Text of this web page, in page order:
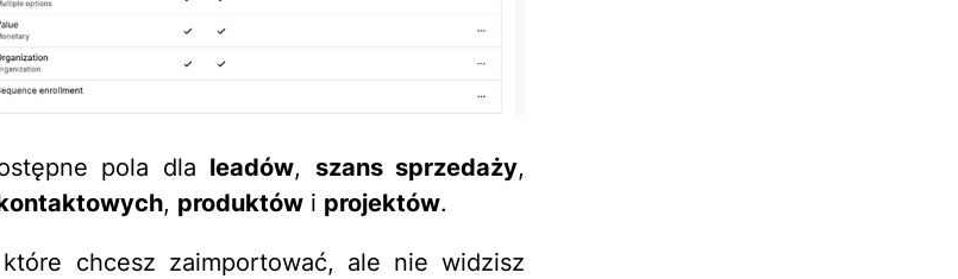
pola dla leadów, szans sprzedaży,
, produktów i projektów.
chcesz zaimportować, ale nie widzisz